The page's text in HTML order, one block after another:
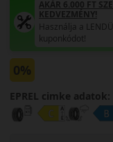
AKÁR 6.000 FT
KEDVEZMÉNY!
Használja a
kuponkódot!
0%
EPREL cimke adatok: